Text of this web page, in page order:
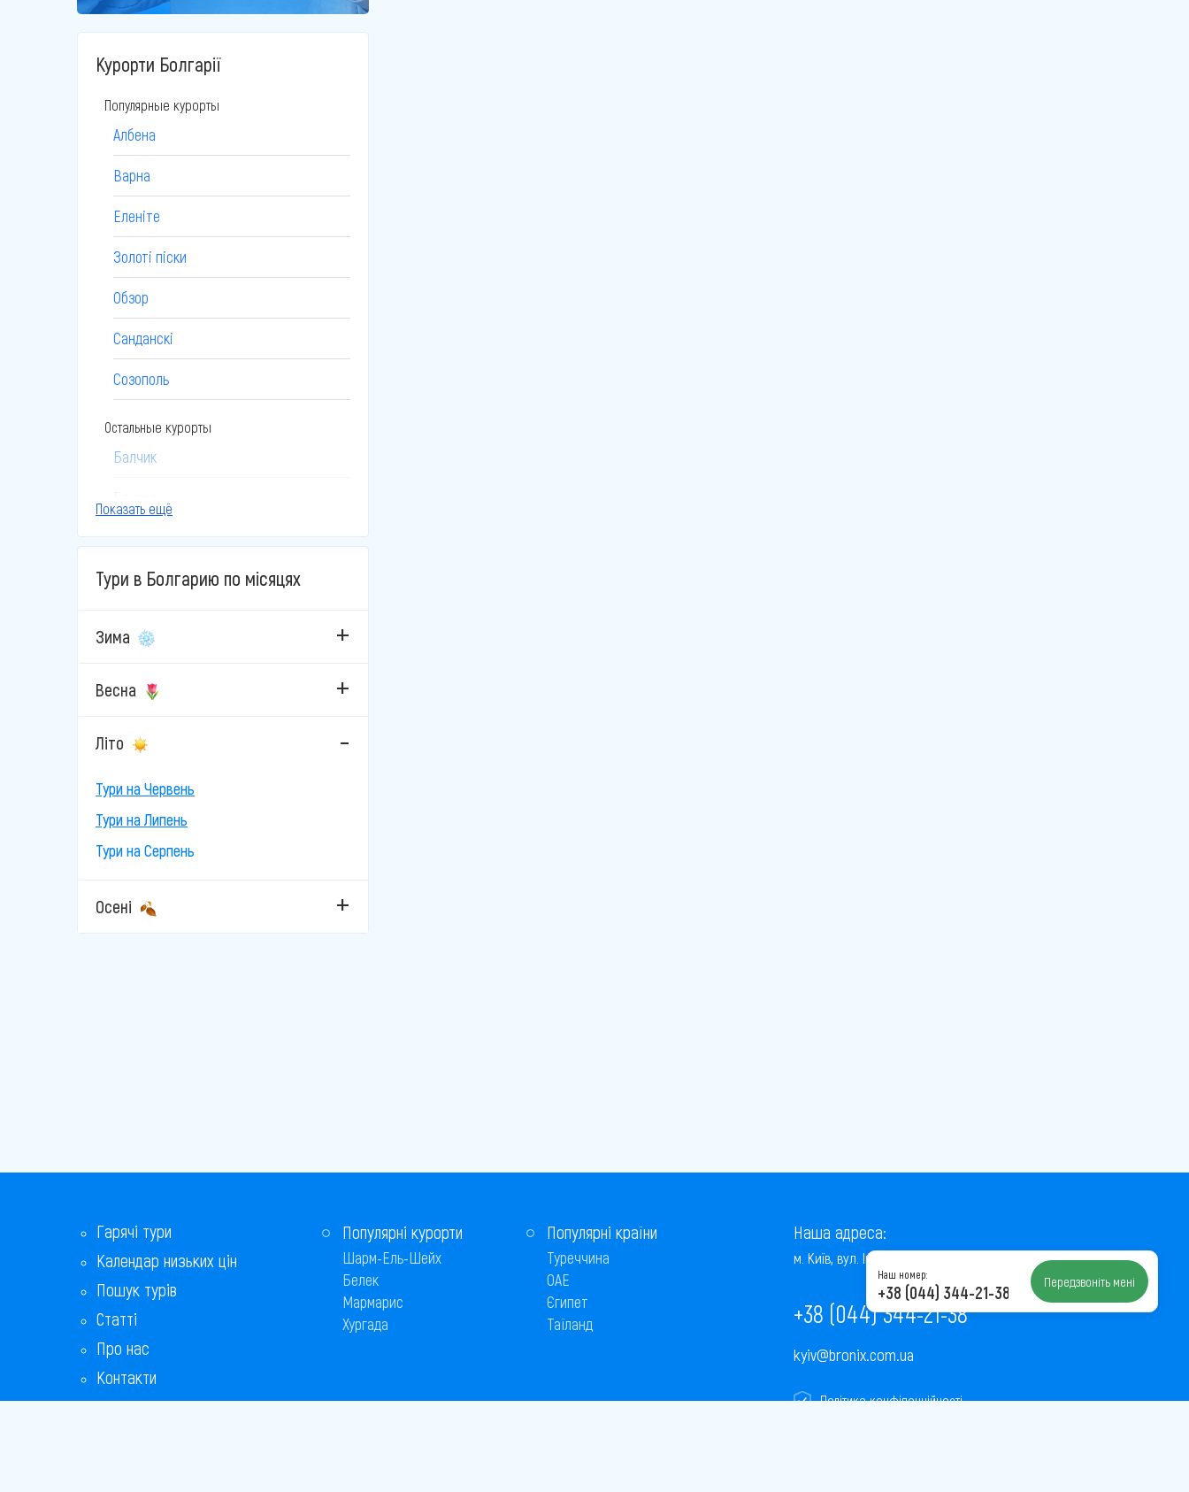
Курорти Болгарії
Популярные курорты
Албена
Варна
Еленіте
Золоті піски
Обзор
Санданскі
Созополь
Остальные курорты
Балчик
Боровец
Бургас
Велико-Тырново
Велинград
Каварна
Кітен
Кранево
Лозенец
Несебр
Сонячний берег
Софія
Царево
Чайка
Показать ещё
Тури в Болгарию по місяцях
Зима
Весна
Літо
Тури на Червень
Тури на Липень
Тури на Серпень
Осені
Гарячі тури
Календар низьких цін
Пошук турів
Статті
Про нас
Контакти
Бонусна програма
Популярні курорти
Шарм-Ель-Шейх
Белек
Мармарис
Хургада
Популярні країни
Туреччина
ОАЕ
Єгипет
Таїланд
Наша адреса:
м. Київ, вул. Інститутська, 22/7, оф. 41
+38 (044) 344-21-38
kyiv@bronix.com.ua
Політика конфіденційності
Наш номер:
+38 (044) 344-21-38 Передзвоніть мені